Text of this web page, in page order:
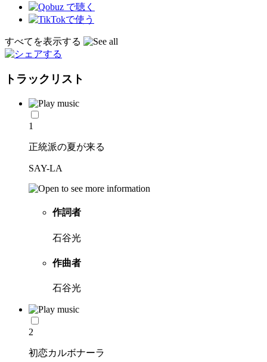
すべてを表示する
トラックリスト
1
正統派の夏が来る
SAY-LA
作詞者
石谷光
作曲者
石谷光
2
初恋カルボナーラ